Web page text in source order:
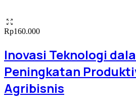
Rp160.000
Inovasi Teknologi
Peningkatan
Agribisnis